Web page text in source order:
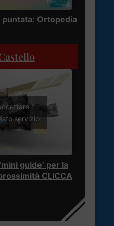
puntata: Ortopedia
i
servizio
guide’ per la
CLICCA